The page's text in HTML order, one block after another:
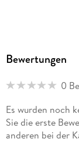
Bewertungen
0
Es wurden noch
Sie die erste
anderen bei der